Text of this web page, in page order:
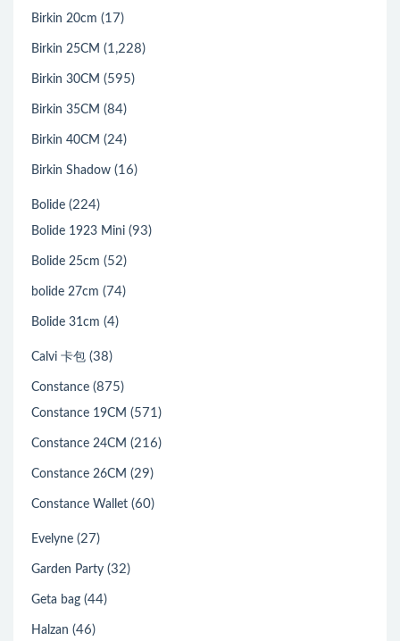
Birkin 20cm (17)
Birkin 25CM (1,228)
Birkin 30CM (595)
Birkin 35CM (84)
Birkin 40CM (24)
Birkin Shadow (16)
Bolide (224)
Bolide 1923 Mini (93)
Bolide 25cm (52)
bolide 27cm (74)
Bolide 31cm (4)
Calvi 卡包 (38)
Constance (875)
Constance 19CM (571)
Constance 24CM (216)
Constance 26CM (29)
Constance Wallet (60)
Evelyne (27)
Garden Party (32)
Geta bag (44)
Halzan (46)